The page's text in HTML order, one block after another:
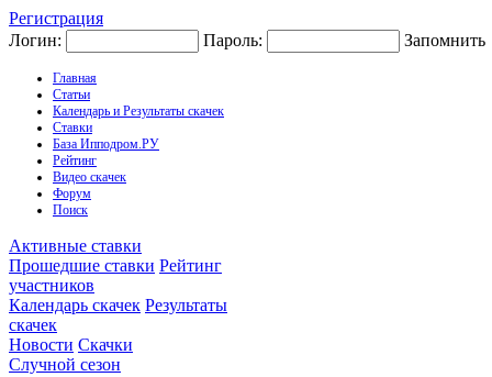
Регистрация
Логин:
Пароль: Запомнить
Главная
Статьи
Календарь и Результаты скачек
Ставки
База Ипподром.РУ
Рейтинг
Видео скачек
Форум
Поиск
Активные ставки
Прошедшие ставки Рейтинг
участников
Календарь скачек Результаты
скачек
Новости Скачки
Случной сезон